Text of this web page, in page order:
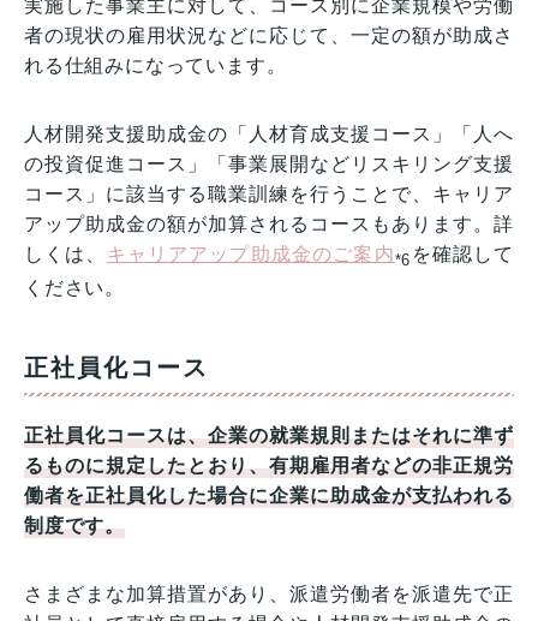
実施した事業主に対して、コース別に企業規模や労働
者の現状の雇用状況などに応じて、一定の額が助成さ
れる仕組みになっています。
人材開発支援助成金の「人材育成支援コース」「人へ
の投資促進コース」「事業展開などリスキリング支援
コース」に該当する職業訓練を行うことで、キャリア
アップ助成金の額が加算されるコースもあります。詳
しくは、 キャリアアップ助成金のご案内*6 を確認して
ください。
正社員化コース
正社員化コースは、企業の就業規則またはそれに準ず
るものに規定したとおり、有期雇用者などの非正規労
働者を正社員化した場合に企業に助成金が支払われる
制度です。
さまざまな加算措置があり、派遣労働者を派遣先で正